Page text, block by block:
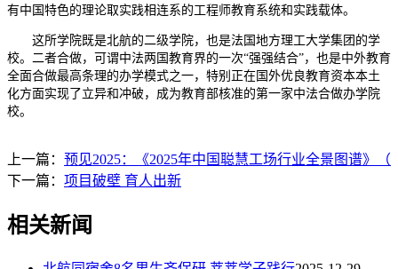
有中国特色的理论取实践相连系的工程师教育系统和实践载体。
这所学院既是北航的二级学院，也是法国地方理工大学集团的学
校。二者合做，可谓中法两国教育界的一次“强强结合”，也是中外教育
全面合做最高条理的办学模式之一，特别正在国外优良教育资本本土
化方面实现了立异和冲破，成为教育部核准的第一家中法合做办学院
校。
上一篇： 预见2025：《2025年中国聪慧工场行业全景图谱》（
下一篇： 项目破壁 育人出新
相关新闻